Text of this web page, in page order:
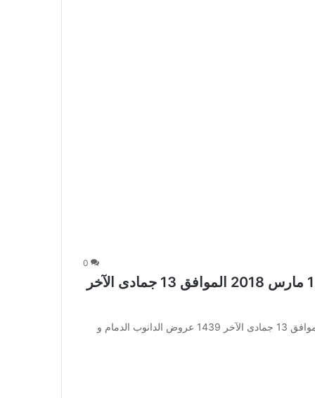
0
عروض الدانوب الدمام و الخبر الأسبوعية 1 مارس 2018 الموافق 13 جمادى الآخر
عروض الدانوب الدمام و الخبر الأسبوعية 1 مارس 2018 الموافق 13 جمادى الآخر 1439 عروض الدانوب الدمام و